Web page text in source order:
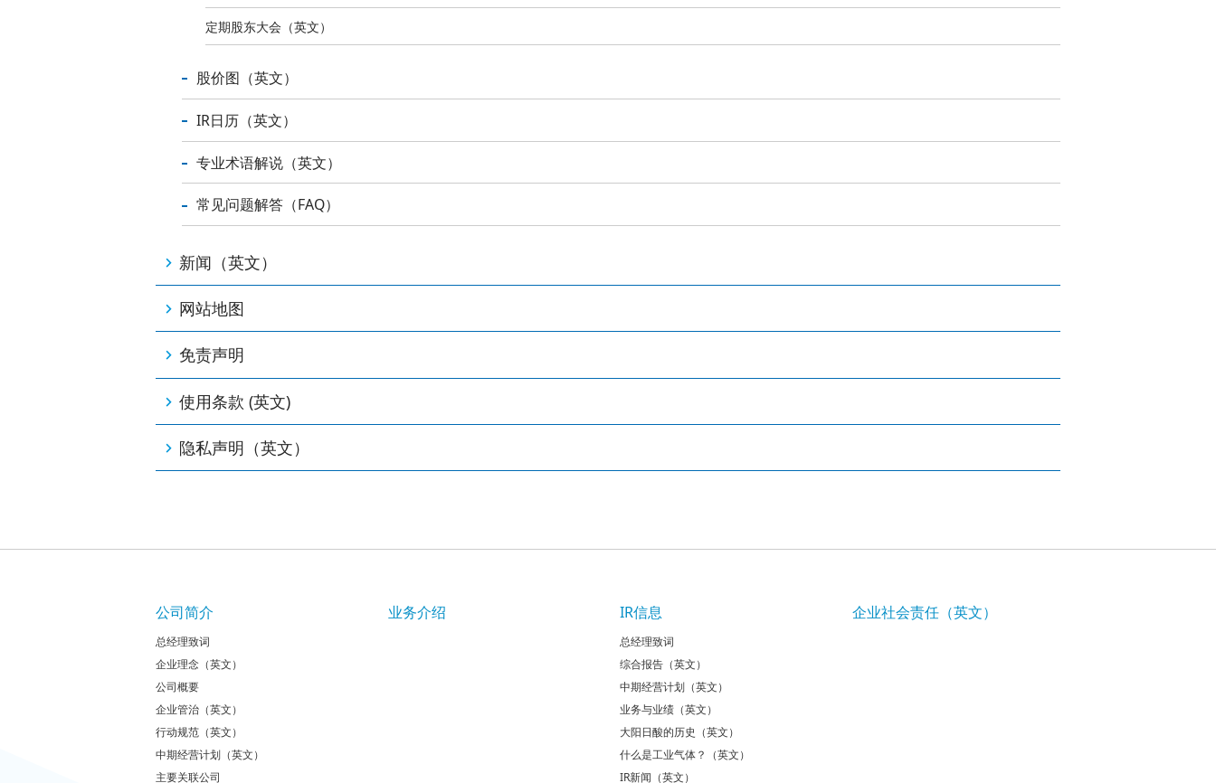
定期股东大会（英文）
股价图（英文）
IR日历（英文）
专业术语解说（英文）
常见问题解答（FAQ）
新闻（英文）
网站地图
免责声明
使用条款 (英文)
隐私声明（英文）
公司简介
总经理致词
企业理念（英文）
公司概要
企业管治（英文）
行动规范（英文）
中期经营计划（英文）
主要关联公司
业务介绍 IR信息
总经理致词
综合报告（英文）
中期经营计划（英文）
业务与业绩（英文）
大阳日酸的历史（英文）
什么是工业气体？（英文）
IR新闻（英文）
企业社会责任（英文）